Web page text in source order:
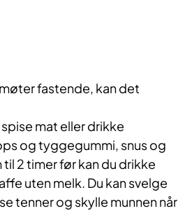
fastende, kan det
mat eller drikke
og tyggegummi, snus og
2 timer før kan du drikke
uten melk. Du kan svelge
tenner og skylle munnen når